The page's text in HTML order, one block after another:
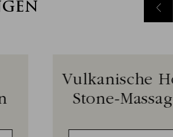
Vulkanische
Stone-